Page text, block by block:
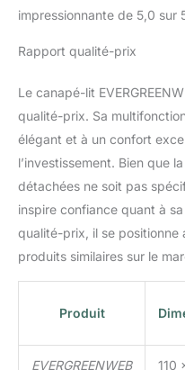
impressionnante de 5,0 sur
Rapport qualité-prix
Le canapé-lit
qualité-prix. Sa
élégant et à un confort
l’investissement. Bien que
détachées ne soit pas
inspire confiance quant à
qualité-prix, il se
produits similaires sur le
Produit
EVERGREENWEB 110